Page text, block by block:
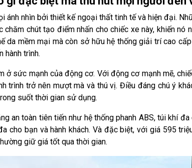
ánh nhìn bởi thiết kế ngoại thất tinh tế và hiện đại.
chút tạo điểm nhấn cho chiếc xe này, khiến nó
da mềm mại mà còn sở hữu hệ thống giải trí cao
hành trình.
ở sức mạnh của động cơ. Với động cơ mạnh mẽ,
trình trở nên mượt mà và thú vị. Điều đáng chú ý
suốt thời gian sử dụng.
an toàn tiên tiến như hệ thống phanh ABS, túi khí
cho bạn và hành khách. Và đặc biệt, với giá 595
giữ giá tốt qua thời gian.